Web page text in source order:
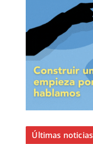
Últimas noticias